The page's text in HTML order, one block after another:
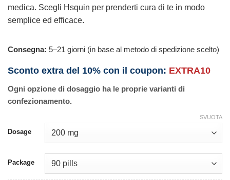
medica. Scegli Hsquin per prenderti cura di te in modo
semplice ed efficace.
Consegna: 5–21 giorni (in base al metodo di spedizione scelto)
Sconto extra del 10% con il coupon: EXTRA10
Ogni opzione di dosaggio ha le proprie varianti di
confezionamento.
Dosage
Package
SVUOTA